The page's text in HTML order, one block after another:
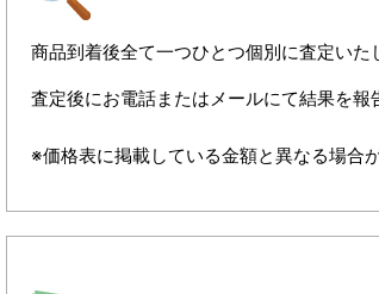
商品到着後全て一つひとつ個別に査定いた
査定後にお電話またはメールにて結果を報
※価格表に掲載している金額と異なる場合